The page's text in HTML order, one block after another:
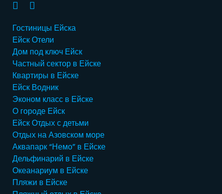
к
о
н
т
а
к
т
е
o
u
T
u
b
e
Гостиницы Ейска
Ейск Отели
Дом под ключ Ейск
Частный сектор в Ейске
Квартиры в Ейске
Ейск Водник
Эконом класс в Ейске
О городе Ейск
Ейск Отдых с детьми
Отдых на Азовском море
Аквапарк “Немо” в Ейске
Дельфинарий в Ейске
Океанариум в Ейске
Пляжи в Ейске